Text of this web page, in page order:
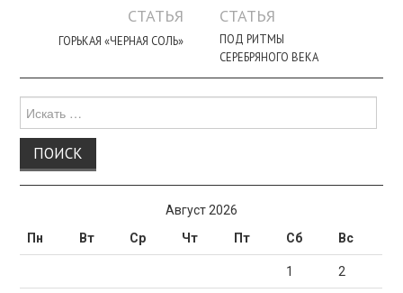
записи
СТАТЬЯ
ГОРЬКАЯ «ЧЕРНАЯ СОЛЬ»
СТАТЬЯ
ПОД РИТМЫ
СЕРЕБРЯНОГО ВЕКА
для:
Август 2026
Пн
Вт Ср Чт Пт Сб Вс
1 2